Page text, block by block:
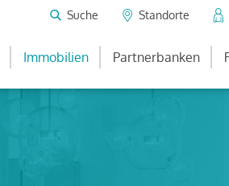
Suche Standorte
Immobilien Partnerbanken